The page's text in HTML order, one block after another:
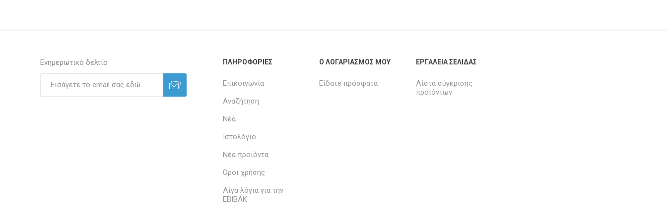
Ενημερωτικό δελτίο ΠΛΗΡΟΦΟΡΊΕΣ
Επικοινωνία
Αναζήτηση
Νέα
Ιστολόγιο
Νέα προϊόντα
Όροι χρήσης
Λίγα λόγια για την
ΕΒΙΒΑΚ
Ο ΛΟΓΑΡΙΑΣΜΌΣ ΜΟΥ
Είδατε πρόσφατα
ΕΡΓΑΛΕΊΑ ΣΕΛΊΔΑΣ
Λίστα σύγκρισης
προϊόντων